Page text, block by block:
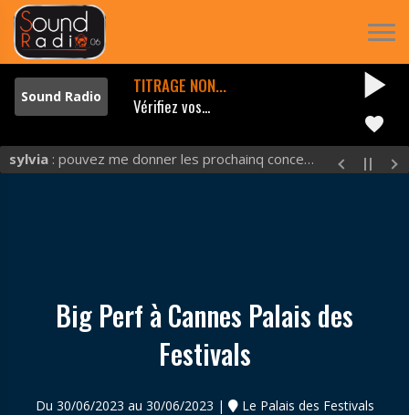
TITRAGE NON...
Vérifiez vos...
play_arrow
favorite
sylvia : pouvez me donner les prochainq concerts et excluuu
Big Perf à Cannes Palais des
Festivals
Du 30/06/2023 au 30/06/2023 | Le Palais des Festivals